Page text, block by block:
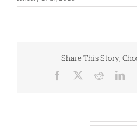
Share This Story,
Facebook Reddit